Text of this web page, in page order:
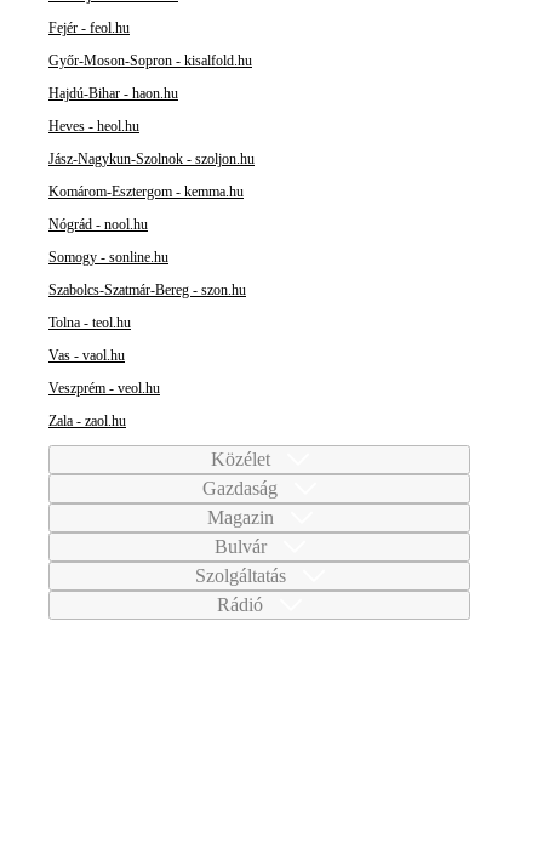
Fejér - feol.hu
Győr-Moson-Sopron - kisalfold.hu
Hajdú-Bihar - haon.hu
Heves - heol.hu
Jász-Nagykun-Szolnok - szoljon.hu
Komárom-Esztergom - kemma.hu
Nógrád - nool.hu
Somogy - sonline.hu
Szabolcs-Szatmár-Bereg - szon.hu
Tolna - teol.hu
Vas - vaol.hu
Veszprém - veol.hu
Zala - zaol.hu
Közélet
Gazdaság
Magazin
Bulvár
Szolgáltatás
Rádió